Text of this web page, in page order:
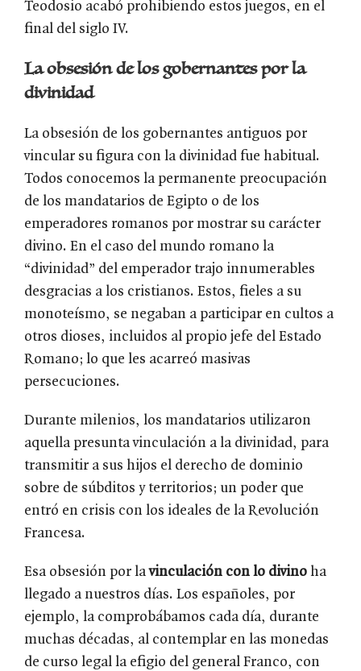
Teodosio acabó prohibiendo estos juegos, en el
final del siglo IV.
La obsesión de los gobernantes por la
divinidad
La obsesión de los gobernantes antiguos por
vincular su figura con la divinidad fue habitual.
Todos conocemos la permanente preocupación
de los mandatarios de Egipto o de los
emperadores romanos por mostrar su carácter
divino. En el caso del mundo romano la
“divinidad” del emperador trajo innumerables
desgracias a los cristianos. Estos, fieles a su
monoteísmo, se negaban a participar en cultos a
otros dioses, incluidos al propio jefe del Estado
Romano; lo que les acarreó masivas
persecuciones.
Durante milenios, los mandatarios utilizaron
aquella presunta vinculación a la divinidad, para
transmitir a sus hijos el derecho de dominio
sobre de súbditos y territorios; un poder que
entró en crisis con los ideales de la Revolución
Francesa.
Esa obsesión por lavinculación con lo divino ha
llegado a nuestros días. Los españoles, por
ejemplo, la comprobábamos cada día, durante
muchas décadas, al contemplar en las monedas
de curso legal la efigio del general Franco, con